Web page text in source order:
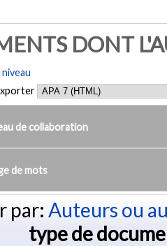
DONT
de collaboration
de mots
par: Auteurs ou
type de